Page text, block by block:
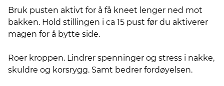
Bruk pusten aktivt for å få kneet lenger ned mot
bakken. Hold stillingen i ca 15 pust før du aktiverer
magen for å bytte side.
Roer kroppen. Lindrer spenninger og stress i nakke,
skuldre og korsrygg. Samt bedrer fordøyelsen.